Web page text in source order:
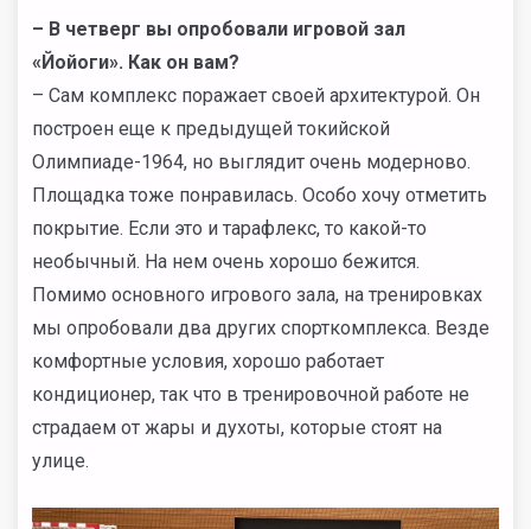
– В четверг вы опробовали игровой зал
«Йойоги». Как он вам?
– Сам комплекс поражает своей архитектурой. Он
построен еще к предыдущей токийской
Олимпиаде-1964, но выглядит очень модерново.
Площадка тоже понравилась. Особо хочу отметить
покрытие. Если это и тарафлекс, то какой-то
необычный. На нем очень хорошо бежится.
Помимо основного игрового зала, на тренировках
мы опробовали два других спорткомплекса. Везде
комфортные условия, хорошо работает
кондиционер, так что в тренировочной работе не
страдаем от жары и духоты, которые стоят на
улице.